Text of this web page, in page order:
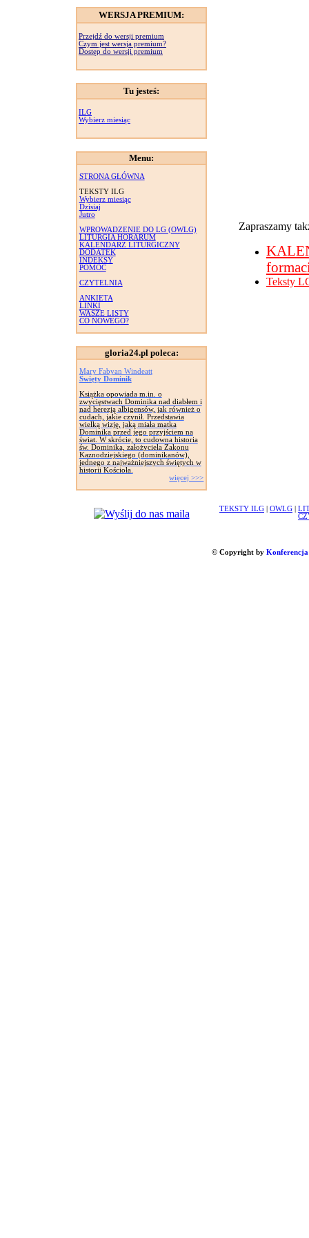
WERSJA PREMIUM:
Przejdź do wersji premium
Czym jest wersja premium?
Dostęp do wersji premium
Tu jesteś:
ILG
Wybierz miesiąc
Menu:
STRONA GŁÓWNA
TEKSTY ILG
Wybierz miesiąc
Dzisiaj
Jutro
WPROWADZENIE DO LG (OWLG)
LITURGIA HORARUM
KALENDARZ LITURGICZNY
DODATEK
INDEKSY
POMOC
CZYTELNIA
ANKIETA
LINKI
WASZE LISTY
CO NOWEGO?
gloria24.pl poleca:
Mary Fabyan Windeatt
Święty Dominik
Książka opowiada m.in. o
zwycięstwach Dominika nad diabłem i
nad herezją albigensów, jak również o
cudach, jakie czynił. Przedstawia
wielką wizję, jaką miała matka
Dominika przed jego przyjściem na
świat. W skrócie, to cudowna historia
św. Dominika, założyciela Zakonu
Kaznodziejskiego (dominikanów),
jednego z najważniejszych świętych w
historii Kościoła.
więcej >>>
Zapraszamy
Teksty
TEKSTY ILG OWLG
© Copyright by Konferencja